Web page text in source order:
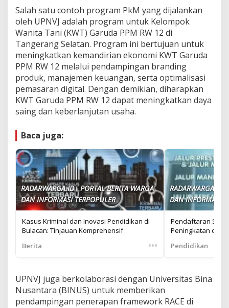
Salah satu contoh program PkM yang dijalankan
oleh UPNVJ adalah program untuk Kelompok
Wanita Tani (KWT) Garuda PPM RW 12 di
Tangerang Selatan. Program ini bertujuan untuk
meningkatkan kemandirian ekonomi KWT Garuda
PPM RW 12 melalui pendampingan branding
produk, manajemen keuangan, serta optimalisasi
pemasaran digital. Dengan demikian, diharapkan
KWT Garuda PPM RW 12 dapat meningkatkan daya
saing dan keberlanjutan usaha.
Baca juga:
RADARWARGA.ID - PORTAL BERITA WARGA
DAN INFORMASI TERPOPULER
Kasus Kriminal dan Inovasi Pendidikan di
Bulacan: Tinjauan Komprehensif
Berita
•••
RADARWARGA.ID
DAN INFORMASI
Pendaftaran
Peningkatan dan
Pendidikan
UPNVJ juga berkolaborasi dengan Universitas Bina
Nusantara (BINUS) untuk memberikan
pendampingan penerapan framework RACE di